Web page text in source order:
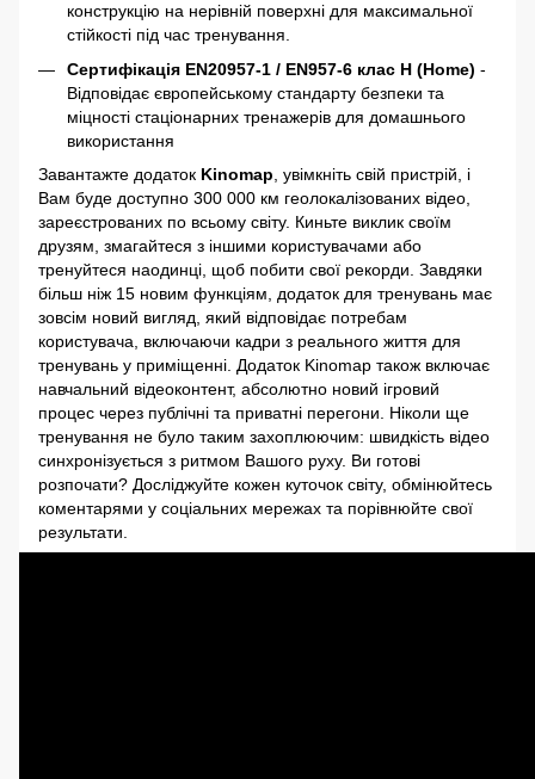
конструкцію на нерівній поверхні для максимальної
стійкості під час тренування.
Сертифікація EN20957-1 / EN957-6 клас H (Home) -
Відповідає європейському стандарту безпеки та
міцності стаціонарних тренажерів для домашнього
використання
Завантажте додаток Kinomap , увімкніть свій пристрій, і
Вам буде доступно 300 000 км геолокалізованих відео,
зареєстрованих по всьому світу. Киньте виклик своїм
друзям, змагайтеся з іншими користувачами або
тренуйтеся наодинці, щоб побити свої рекорди. Завдяки
більш ніж 15 новим функціям, додаток для тренувань має
зовсім новий вигляд, який відповідає потребам
користувача, включаючи кадри з реального життя для
тренувань у приміщенні. Додаток Kinomap також включає
навчальний відеоконтент, абсолютно новий ігровий
процес через публічні та приватні перегони. Ніколи ще
тренування не було таким захоплюючим: швидкість відео
синхронізується з ритмом Вашого руху. Ви готові
розпочати? Досліджуйте кожен куточок світу, обмінюйтесь
коментарями у соціальних мережах та порівнюйте свої
результати.